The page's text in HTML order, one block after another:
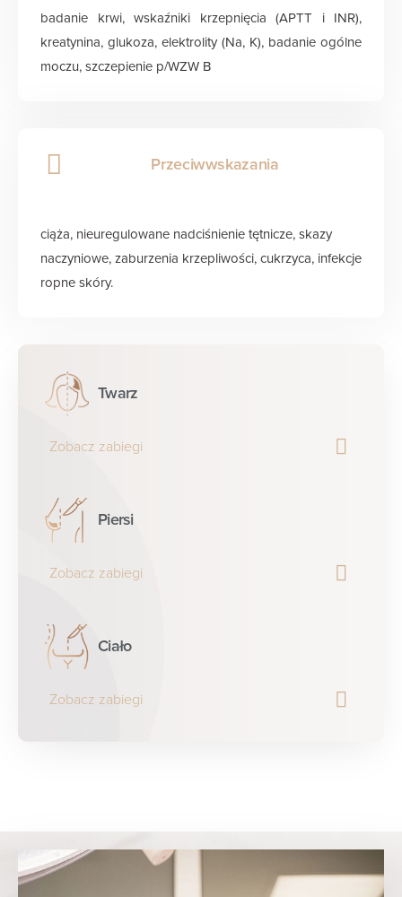
badanie krwi, wskaźniki krzepnięcia (APTT i INR),
kreatynina, glukoza, elektrolity (Na, K), badanie ogólne
moczu, szczepienie p/WZW B
Przeciwwskazania
ciąża, nieuregulowane nadciśnienie tętnicze, skazy
naczyniowe, zaburzenia krzepliwości, cukrzyca, infekcje
ropne skóry.
Twarz
Zobacz zabiegi
Piersi
Zobacz zabiegi
Ciało
Zobacz zabiegi